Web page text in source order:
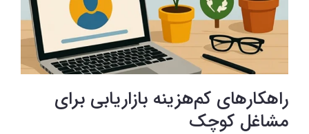
راهکارهای کم‌هزینه بازاریابی برای
مشاغل کوچک